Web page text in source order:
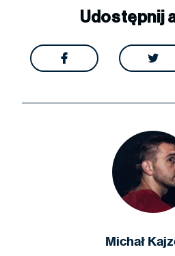
Udostępnij
 
Michał